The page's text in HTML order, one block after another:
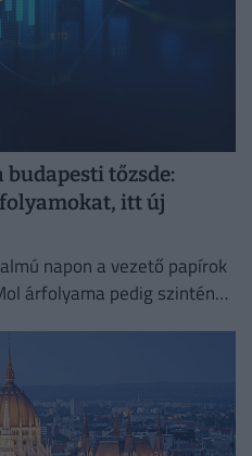
tőzsde:
itt új
napon a vezető papírok
árfolyama pedig szintén